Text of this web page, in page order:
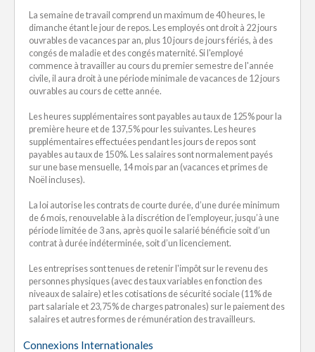
La semaine de travail comprend un maximum de 40 heures, le
dimanche étant le jour de repos. Les employés ont droit à 22 jours
ouvrables de vacances par an, plus 10 jours de jours fériés, à des
congés de maladie et des congés maternité. Si l'employé
commence à travailler au cours du premier semestre de l'année
civile, il aura droit à une période minimale de vacances de 12 jours
ouvrables au cours de cette année.
Les heures supplémentaires sont payables au taux de 125% pour la
première heure et de 137,5% pour les suivantes. Les heures
supplémentaires effectuées pendant les jours de repos sont
payables au taux de 150%. Les salaires sont normalement payés
sur une base mensuelle, 14 mois par an (vacances et primes de
Noël incluses).
La loi autorise les contrats de courte durée, d’une durée minimum
de 6 mois, renouvelable à la discrétion de l’employeur, jusqu’à une
période limitée de 3 ans, après quoi le salarié bénéficie soit d’un
contrat à durée indéterminée, soit d’un licenciement.
Les entreprises sont tenues de retenir l'impôt sur le revenu des
personnes physiques (avec des taux variables en fonction des
niveaux de salaire) et les cotisations de sécurité sociale (11% de
part salariale et 23,75% de charges patronales) sur le paiement des
salaires et autres formes de rémunération des travailleurs.
Connexions Internationales